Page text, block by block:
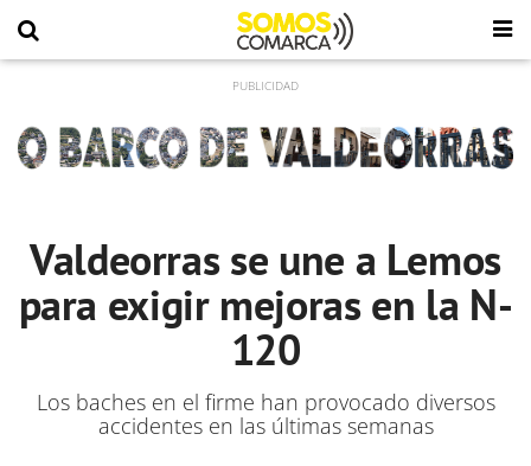
Valdeorras se une a Lemos
para exigir mejoras en la N-
120
Los baches en el firme han provocado diversos
accidentes en las últimas semanas